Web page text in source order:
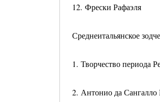
12. Фрески Рафаэля
Среднеитальянское
1. Творчество периода
2. Антонио да